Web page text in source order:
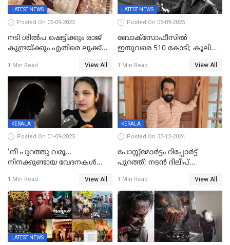
LATEST NEWS
Posted On 05-09-2025
നടി ശിൽപ ഷെട്ടിക്കും രാജ്
കുന്ദ്രയ്ക്കും എതിരെ ലുക്ക്
1 Min Read View All
LATEST NEWS
Posted On 05-09-2025
ബോക്സോഫീസിൽ
ഇതുവരെ 510 കോടി; കൂലി
തീയതി പുറത്ത്
1 Min Read View All
KERALA
Posted On 01-09-2025
'നീ പുറത്തു വരൂ...
നിനക്കുണ്ടായ വേദനകള്‍
'കരയേണ്ടതും ഒറ്റപ്പെടേണ്ടതും
വേട്ടക്കാരനാണ്, വേദനകള്‍
സധൈര്യം പറയു;
പെണ്‍കുട്ടിയോട് റിനി ആര്‍
ജോര്‍ജ്
1 Min Read View All
KERALA
Posted On 30-12-2024
പോസ്റ്റ്‌മോര്‍ട്ടം റിപ്പോര്‍ട്ട്
പുറത്ത്; നടൻ ദിലീപ്
ആന്തരിക രക്തസ്രാവം
1 Min Read View All
LATEST NEWS